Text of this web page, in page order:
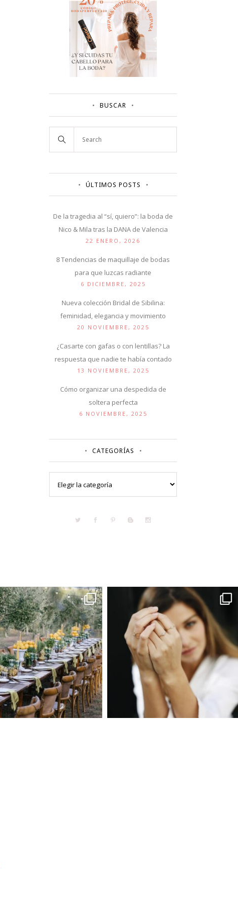
BUSCAR
ÚLTIMOS POSTS
De la tragedia al “sí, quiero”: la boda de
Nico & Mila tras la DANA de Valencia
22 ENERO, 2026
8 Tendencias de maquillaje de bodas
para que luzcas radiante
6 DICIEMBRE, 2025
Nueva colección Bridal de Sibilina:
feminidad, elegancia y movimiento
20 NOVIEMBRE, 2025
¿Casarte con gafas o con lentillas? La
respuesta que nadie te había contado
13 NOVIEMBRE, 2025
Cómo organizar una despedida de
soltera perfecta
6 NOVIEMBRE, 2025
CATEGORÍAS